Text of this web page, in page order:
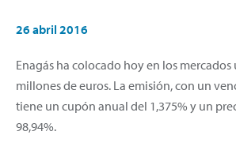
26 abril 2016
Enagás ha colocado hoy en los
millones de euros. La emisión, con un
tiene un cupón anual del 1,375% y un
98,94%.